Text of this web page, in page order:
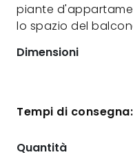
piante
lo spazio del
Dimensioni
Tempi di consegna:
Quantità